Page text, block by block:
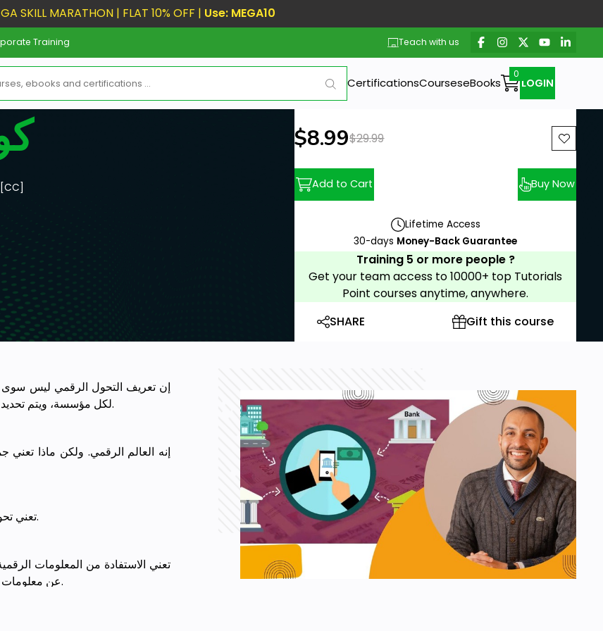
SKILL MARATHON | FLAT 10% OFF | Use: MEGA10
Training Teach with us
CertificationsCourseseBooks LOGIN
New price:
$8.99Previous price:
$29.99
Add to Cart Buy Now
Lifetime Access
30-days Money-Back Guarantee
Training 5 or more people ?
Get your team access to 10000+ top Tutorials
Point courses anytime, anywhere.
SHARE
Gift this course
إن تعريف التحول الرقمي ليس سوى
لكل مؤسسة، ويتم تحديد مسارها إلى حد كبير من خلال ثقافة القوى العاملة ومرونتها للتكيف والتجربة.
إنه العالم الرقمي. ولكن ماذا تعني
تعني تحويل البيانات التناظرية… إلى رقمية. أي الانتقال من مرحلة الورق إلى الكمبيوتر.
تعني الاستفادة من المعلومات
عن معلومات رقمية وتستخدم هذه البيانات بطريقة أكثر فعالية لأنها مصنفة وسهلة الوصول.